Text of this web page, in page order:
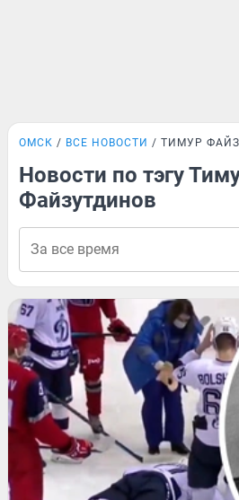
ОМСК ВСЕ НОВОСТИ ТИМУР
Новости по тэгу
Файзутдинов